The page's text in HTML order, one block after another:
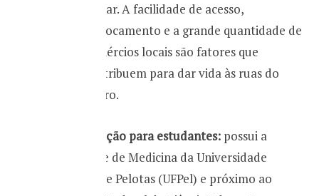
morar. A facilidade de acesso,
deslocamento e a grande quantidade de
comércios locais são fatores que
contribuem para dar vida às ruas do
bairro.
Ótima opção para estudantes: possui a
faculdade de Medicina da Universidade
Federal de Pelotas (UFPel) e próximo ao